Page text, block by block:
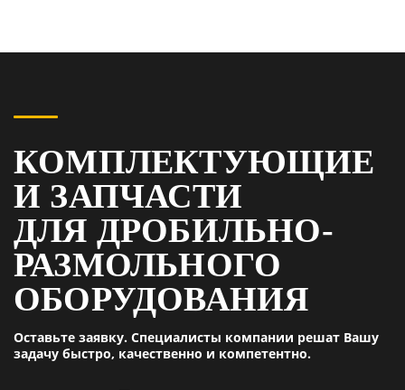
КОМПЛЕКТУЮЩИЕ
И ЗАПЧАСТИ
ДЛЯ ДРОБИЛЬНО-
РАЗМОЛЬНОГО
ОБОРУДОВАНИЯ
Оставьте заявку. Специалисты компании решат Вашу
задачу быстро, качественно и компетентно.